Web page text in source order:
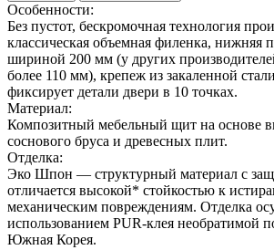
Особенности:
Без пустот, бескромочная технология
классическая объемная филенка, нижняя
шириной 200 мм (у других
более 110 мм), крепеж из закаленной
фиксирует детали двери в 10 точках.
Материал:
Композитный мебельный щит на основе
соснового бруса и древесных плит.
Отделка:
Эко Шпон — структурный материал с
отличается высокой* стойкостью к
механическим повреждениям. Отделка
использованием PUR-клея необратимой
Южная Корея.